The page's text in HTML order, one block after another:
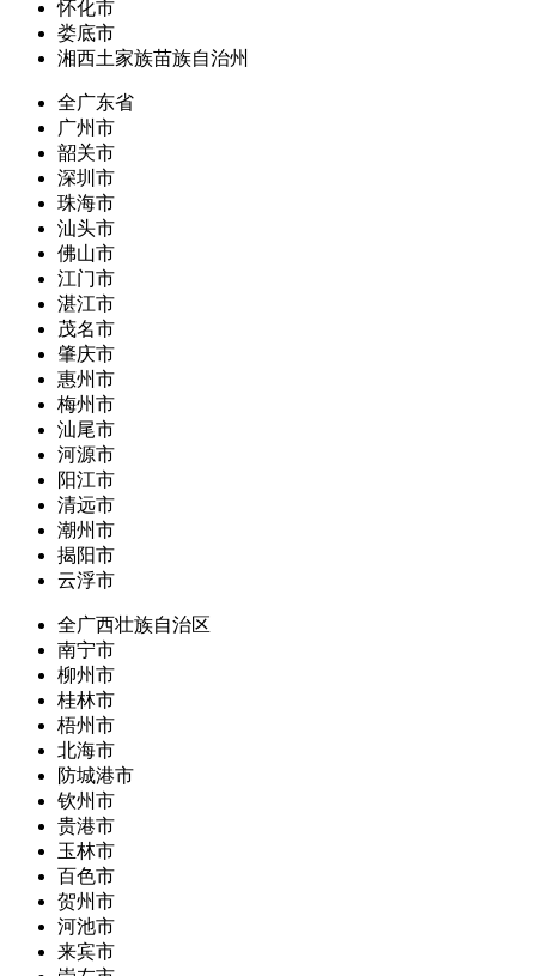
怀化市
娄底市
湘西土家族苗族自治州
全广东省
广州市
韶关市
深圳市
珠海市
汕头市
佛山市
江门市
湛江市
茂名市
肇庆市
惠州市
梅州市
汕尾市
河源市
阳江市
清远市
潮州市
揭阳市
云浮市
全广西壮族自治区
南宁市
柳州市
桂林市
梧州市
北海市
防城港市
钦州市
贵港市
玉林市
百色市
贺州市
河池市
来宾市